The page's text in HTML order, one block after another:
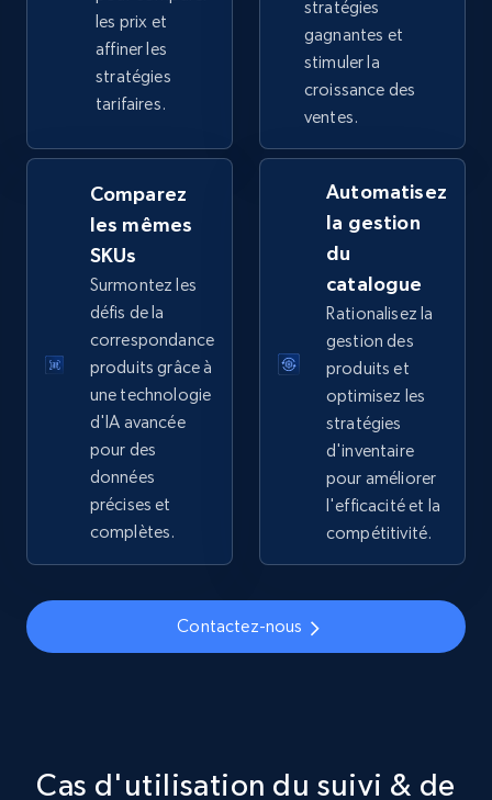
URL, Title, Available, Description, Currency, Initial
price, Final price, Discount percent, and more.
5.4K+ Commencer
TikTok Shop - Collect TikTok shop products
by keywords search
URL, Title, Available, Description, Currency, Initial
price, Final price, Discount percent, and more.
Commencer
TikTok Shop - discover records by shop url
URL, Title, Available, Description, Currency, Initial
price, Final price, Discount percent, and more.
les prix et
affiner les
stratégies
tarifaires.
stratégies
gagnantes et
stimuler la
croissance des
ventes.
Comparez
les mêmes
SKUs
Surmontez les
défis de la
correspondance
produits grâce à
une technologie
d'IA avancée
pour des
données
précises et
complètes.
Automatisez
la gestion
du
catalogue
Rationalisez la
gestion des
produits et
optimisez les
stratégies
d'inventaire
pour améliorer
l'efficacité et la
compétitivité.
Contactez-nous
Cas d'utilisation du suivi & de